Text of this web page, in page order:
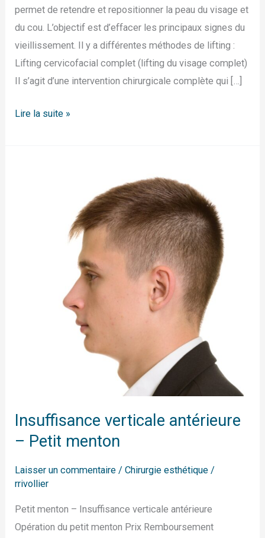
permet de retendre et repositionner la peau du visage et
du cou. L’objectif est d’effacer les principaux signes du
vieillissement. Il y a différentes méthodes de lifting :
Lifting cervicofacial complet (lifting du visage complet)
Il s’agit d’une intervention chirurgicale complète qui […]
Lire la suite »
Insuffisance verticale antérieure
– Petit menton
Laisser un commentaire /Chirurgie esthétique /
rrivollier
Petit menton – Insuffisance verticale antérieure
Opération du petit menton Prix Remboursement